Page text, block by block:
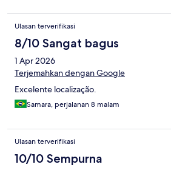
Ulasan terverifikasi
8/10 Sangat bagus
1 Apr 2026
Terjemahkan dengan Google
Excelente localização.
Samara, perjalanan 8 malam
Ulasan terverifikasi
10/10 Sempurna